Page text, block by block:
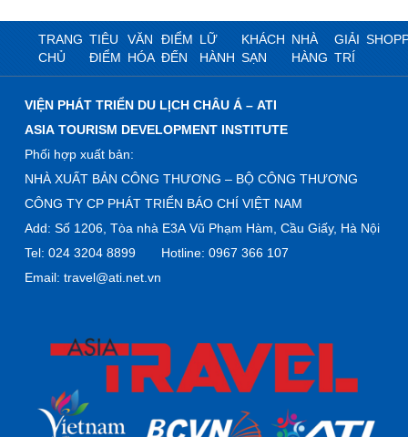
TRANG
CHỦ
TIÊU
ĐIỂM
VĂN
HÓA
ĐIỂM
ĐẾN
LỮ
HÀNH
KHÁCH
SẠN
NHÀ
HÀNG
GIẢI
TRÍ
VIỆN PHÁT TRIỂN DU LỊCH CHÂU Á – ATI
ASIA TOURISM DEVELOPMENT INSTITUTE
Phối hợp xuất bản:
NHÀ XUẤT BẢN CÔNG THƯƠNG – BỘ CÔNG THƯƠNG
CÔNG TY CP PHÁT TRIỂN BÁO CHÍ VIỆT NAM
Add: Số 1206, Tòa nhà E3A Vũ Phạm Hàm, Cầu Giấy, Hà Nội
Tel: 024 3204 8899 Hotline: 0967 366 107
Email: travel@ati.net.vn